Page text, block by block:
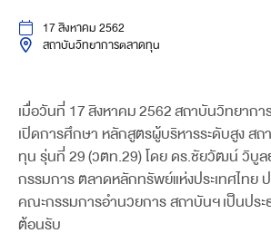
17 สิงหาคม 2562
สถาบันวิทยาการตลาดทุน
เมื่อวันที่ 17 สิงหาคม 2562 สถาบันวิทยาก
เปิดการศึกษา หลักสูตรผู้บริหารระดับสูง ส
ทุน รุ่นที่ 29 (วตท.29) โดย ดร.ชัยวัฒน์ วิบูล
กรรมการ ตลาดหลักทรัพย์แห่งประเทศไทย
คณะกรรมการอำนวยการ สถาบันฯ เป็นประ
ต้อนรับ